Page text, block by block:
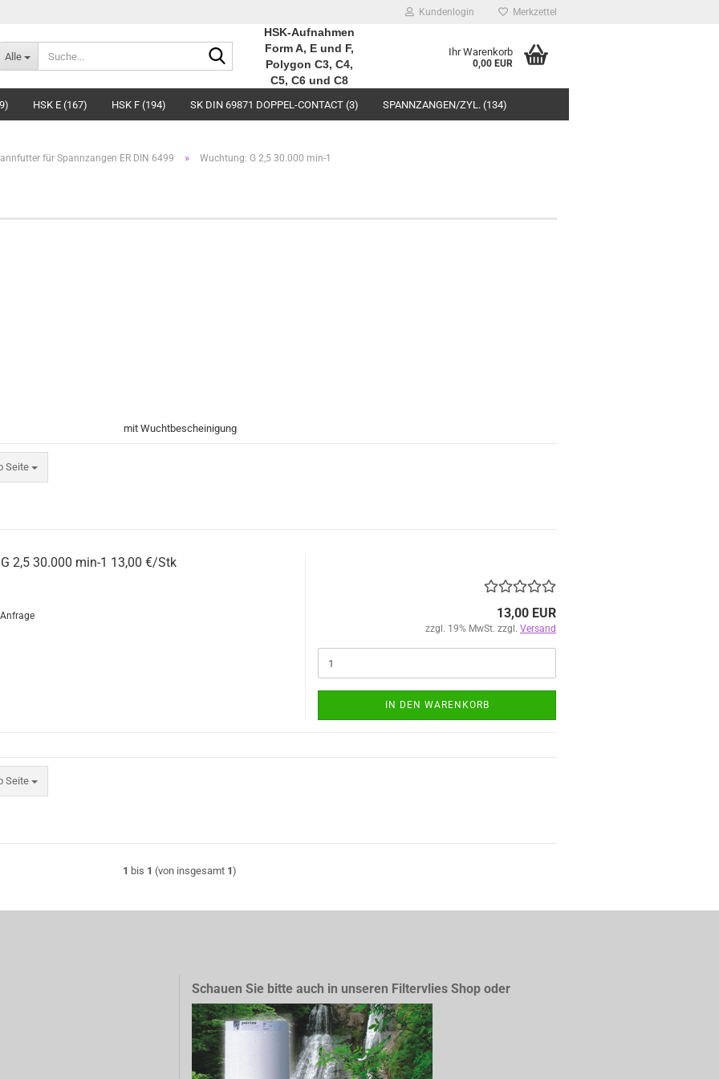
Kundenlogin Merkzettel
Alle
Suche...
HSK-Aufnahmen
Form A, E und F,
Polygon C3, C4,
C5, C6 und C8
Ihr Warenkorb
0,00 EUR
HSK E (167) HSK F (194) SK DIN 69871 DOPPEL-CONTACT (3) SPANNZANGEN/ZYL. (134)
für Spannzangen ER DIN 6499 » Wuchtung: G 2,5 30.000 min-1
mit Wuchtbescheinigung
Seite
2,5 30.000 min-1 13,00 €/Stk
13,00 EUR
zzgl. 19% MwSt. zzgl. Versand
IN DEN WARENKORB
Seite
1 bis 1 (von insgesamt 1)
Schauen Sie bitte auch in unseren Filtervlies Shop oder